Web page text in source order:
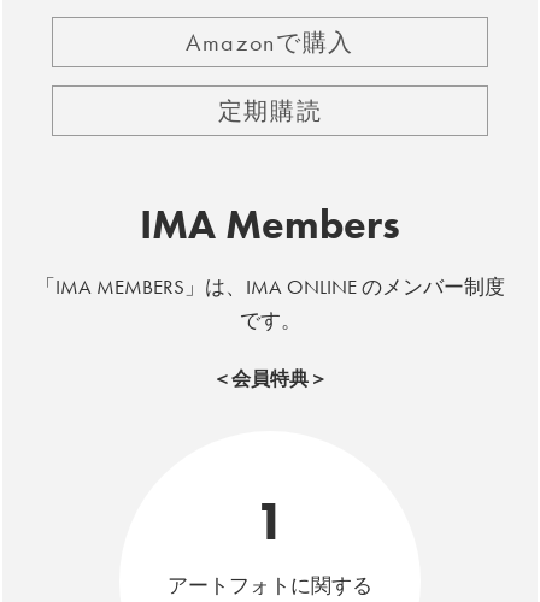
Amazonで購入
定期購読
IMA Members
「IMA MEMBERS」は、IMA ONLINE のメンバー制度
です。
＜会員特典＞
1
アートフォトに関する